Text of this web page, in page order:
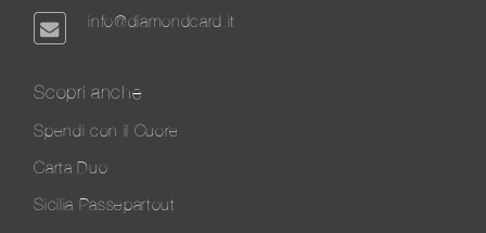
info@diamondcard.it
Scopri anche
Spendi con il Cuore
Carta Duo
Sicilia Passepartout